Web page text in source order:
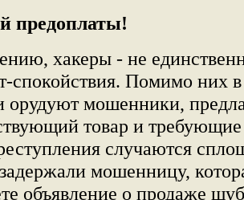
предоплаты!
хакеры - не
спокойствия. Помимо них
орудуют мошенники,
товар и требующие
случаются
мошенницу,
объявление о продаже